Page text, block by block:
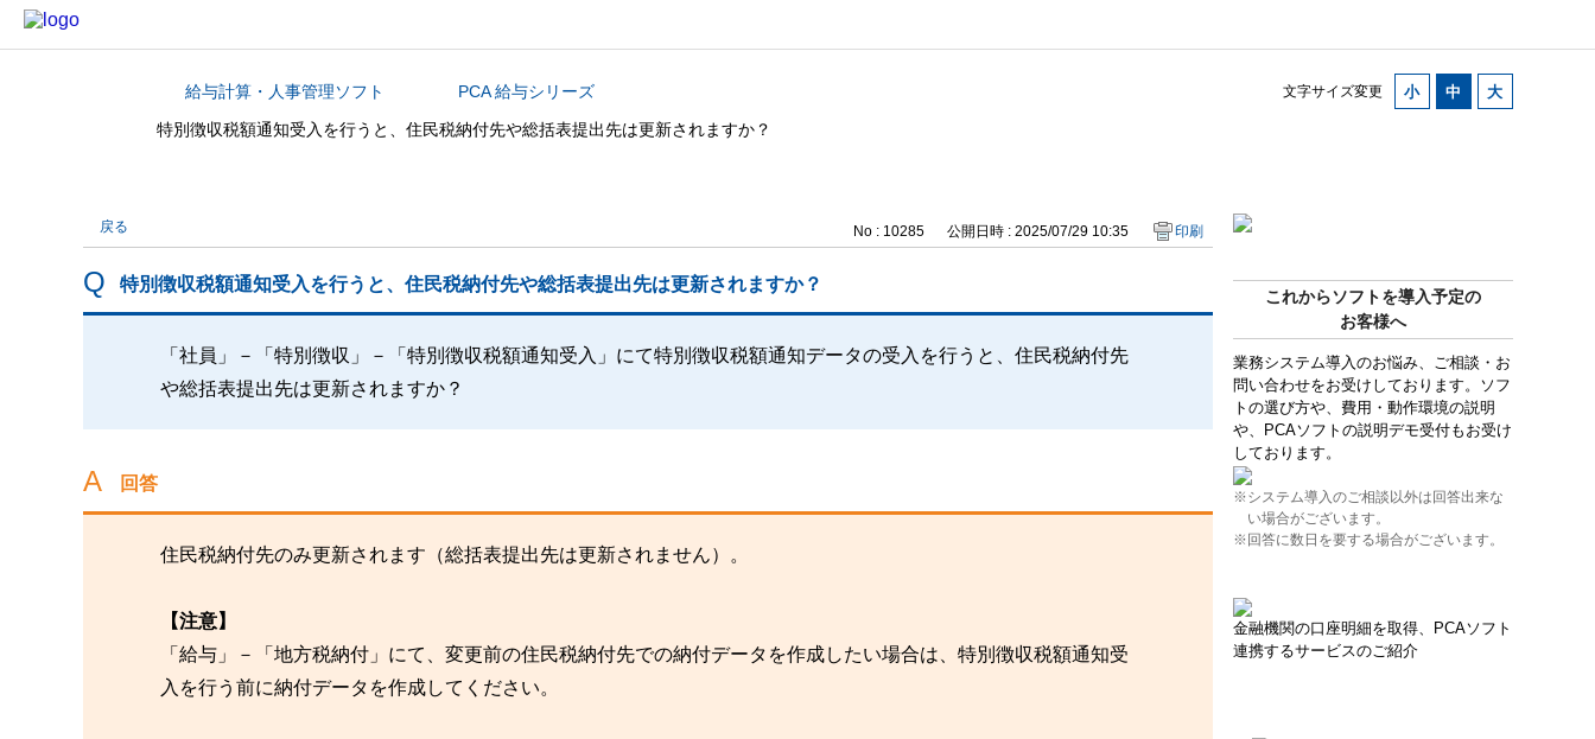
文字サイズ変更
カテゴリから探す給与計算・人事管理ソフト
PCA 給与シリーズ
特別徴収税額通知受入を行うと、住民税納付先や総括表提出先は更新されますか？
これからソフトを導入予定の
お客様へ
業務システム導入のお悩み、ご相談・お
問い合わせをお受けしております。ソフ
トの選び方や、費用・動作環境の説明
や、PCAソフトの説明デモ受付もお受け
しております。
※システム導入のご相談以外は回答出来な
い場合がございます。
※回答に数日を要する場合がございます。
金融機関の口座明細を取得、PCAソフト
連携するサービスのご紹介
戻る No : 10285 公開日時 : 2025/07/29 10:35 印刷
特別徴収税額通知受入を行うと、住民税納付先や総括表提出先は更新されますか？
「社員」－「特別徴収」－「特別徴収税額通知受入」にて特別徴収税額通知データの受入を行うと、住民税納付先
や総括表提出先は更新されますか？
回答
住民税納付先のみ更新されます（総括表提出先は更新されません）。
【注意】
「給与」－「地方税納付」にて、変更前の住民税納付先での納付データを作成したい場合は、特別徴収税額通知受
入を行う前に納付データを作成してください。